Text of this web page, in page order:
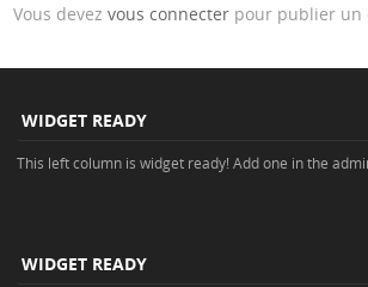
Vous devezvous connecter pour publier un
WIDGET READY
This left column is widget ready! Add one in the
WIDGET READY